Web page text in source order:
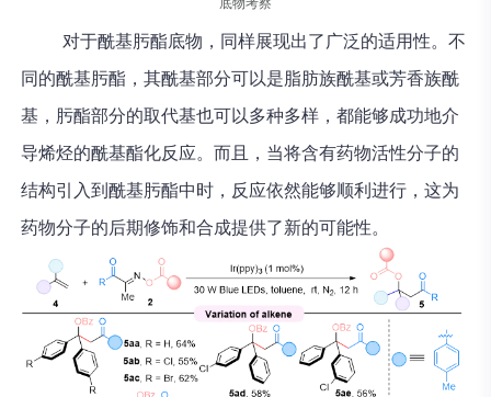
底物考察
对于酰基肟酯底物，同样展现出了广泛的适用性。不
同的酰基肟酯，其酰基部分可以是脂肪族酰基或芳香族酰
基，肟酯部分的取代基也可以多种多样，都能够成功地介
导烯烃的酰基酯化反应。而且，当将含有药物活性分子的
结构引入到酰基肟酯中时，反应依然能够顺利进行，这为
药物分子的后期修饰和合成提供了新的可能性。